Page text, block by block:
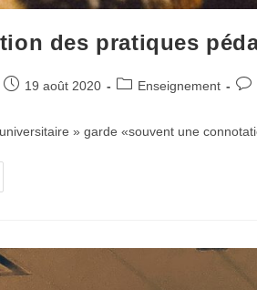
des pratiques
19 août 2020 Enseignement
» garde «souvent une